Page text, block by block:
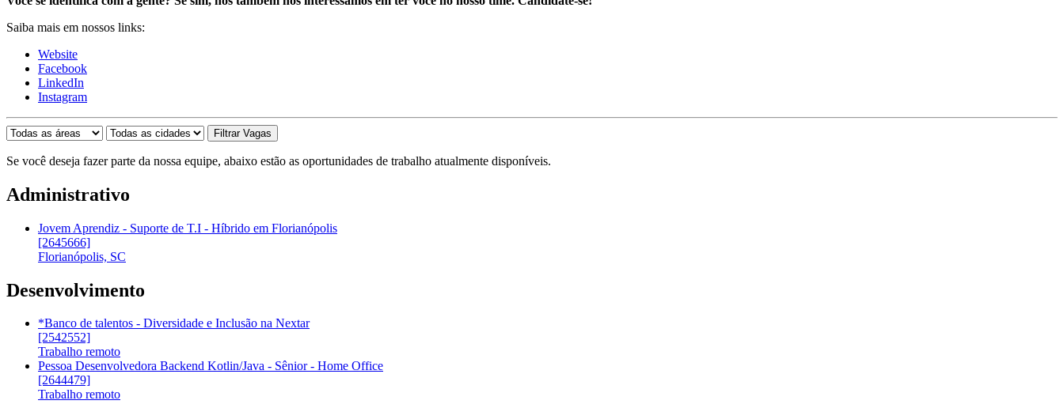
Saiba mais em nossos links:
Website
Facebook
LinkedIn
Instagram
Se você deseja fazer parte da nossa equipe, abaixo estão as oportunidades de trabalho atualmente disponíveis.
Administrativo
Jovem Aprendiz - Suporte de T.I - Híbrido em Florianópolis
[2645666]
Florianópolis, SC
Desenvolvimento
*Banco de talentos - Diversidade e Inclusão na Nextar
[2542552]
Trabalho remoto
Pessoa Desenvolvedora Backend Kotlin/Java - Sênior - Home Office
[2644479]
Trabalho remoto